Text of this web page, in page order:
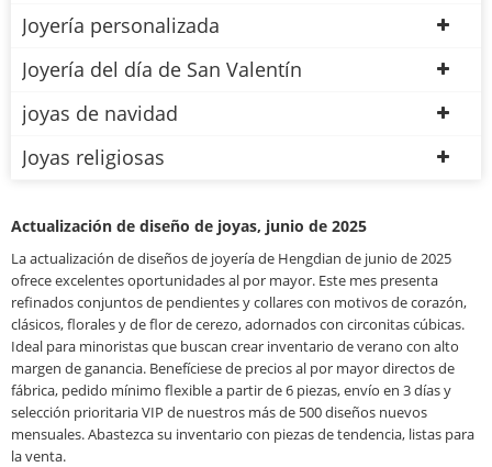
Joyería personalizada
Joyería del día de San Valentín
joyas de navidad
Joyas religiosas
Actualización de diseño de joyas, junio de 2025
La actualización de diseños de joyería de Hengdian de junio de 2025
ofrece excelentes oportunidades al por mayor. Este mes presenta
refinados conjuntos de pendientes y collares con motivos de corazón,
clásicos, florales y de flor de cerezo, adornados con circonitas cúbicas.
Ideal para minoristas que buscan crear inventario de verano con alto
margen de ganancia. Benefíciese de precios al por mayor directos de
fábrica, pedido mínimo flexible a partir de 6 piezas, envío en 3 días y
selección prioritaria VIP de nuestros más de 500 diseños nuevos
mensuales. Abastezca su inventario con piezas de tendencia, listas para
la venta.